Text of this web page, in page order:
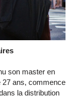
son master en
27 ans, commence
la distribution